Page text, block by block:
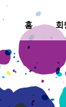
홈 회